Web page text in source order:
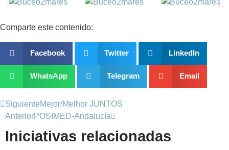
Comparte este contenido:
Facebook Twitter LinkedIn
WhatsApp Telegram Email
SiguienteMejor/Melhor JUNTOS
AnteriorPOSIMED-Andalucía
Iniciativas relacionadas